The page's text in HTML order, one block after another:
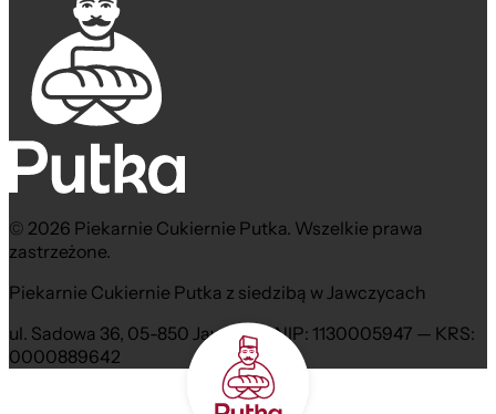
© 2026 Piekarnie Cukiernie Putka. Wszelkie prawa
zastrzeżone.
Piekarnie Cukiernie Putka z siedzibą w Jawczycach
ul. Sadowa 36, 05-850 Jawczyce NIP: 1130005947 — KRS:
0000889642